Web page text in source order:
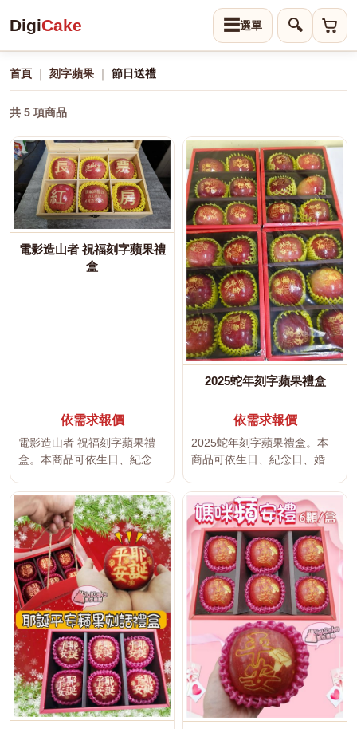
☰
DigiCake 🔍
首頁 ｜ 刻字蘋果 ｜ 節日送禮
共 5 項商品
電影造山者 祝福刻字蘋果禮
盒
依需求報價
電影造山者 祝福刻字蘋果禮
盒。本商品可依生日、紀念
動、企業...
2025蛇年刻字蘋果禮盒
依需求報價
2025蛇年刻字蘋果禮盒。本
商品可依生日、紀念日、婚
業活動...